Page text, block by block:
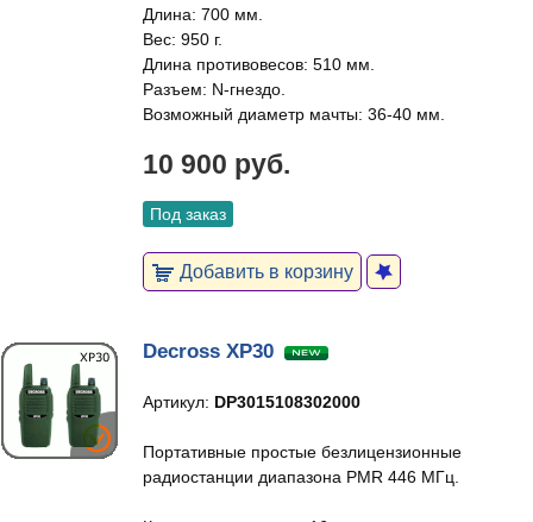
Длина: 700 мм.
Вес: 950 г.
Длина противовесов: 510 мм.
Разъем: N-гнездо.
Возможный диаметр мачты: 36-40 мм.
10 900 руб.
Под заказ
Добавить в корзину
Decross XP30
Артикул: DP3015108302000
Портативные простые безлицензионные
радиостанции диапазона PMR 446 МГц.